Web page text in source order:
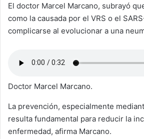
El doctor Marcel Marcano, subrayó
como la causada por el VRS o el
complicarse al evolucionar a una
Doctor Marcel Marcano.
La prevención, especialmente
resulta fundamental para reducir la
enfermedad, afirma Marcano.